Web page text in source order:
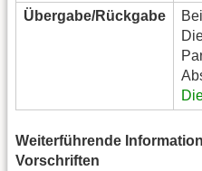
Übergabe/Rückgabe
Weiterführende
Vorschriften